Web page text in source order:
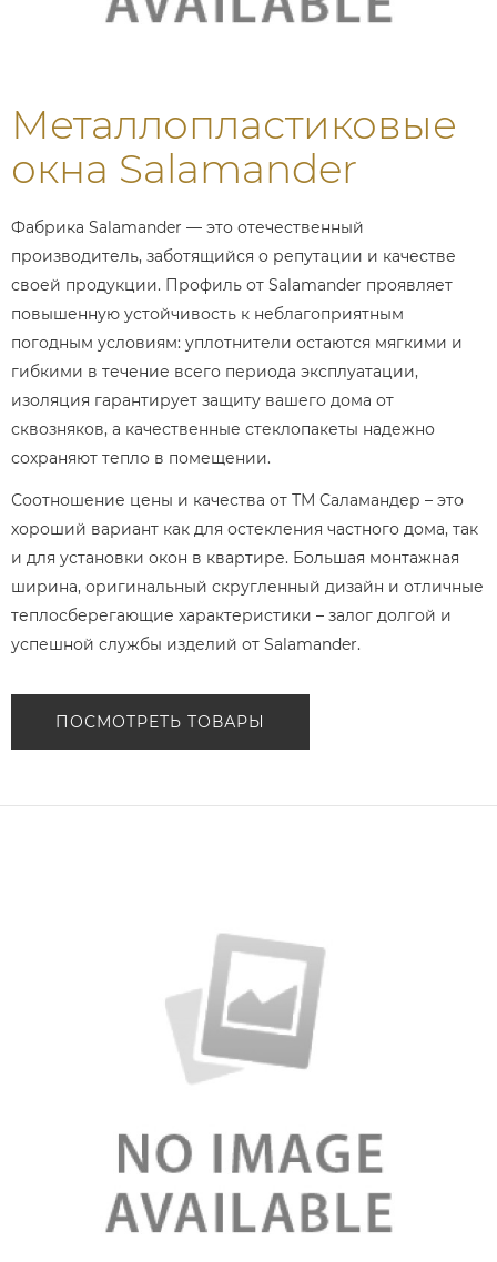
Металлопластиковые
окна Salamander
Фабрика Salamander — это отечественный
производитель, заботящийся о репутации и качестве
своей продукции. Профиль от Salamander проявляет
повышенную устойчивость к неблагоприятным
погодным условиям: уплотнители остаются мягкими и
гибкими в течение всего периода эксплуатации,
изоляция гарантирует защиту вашего дома от
сквозняков, а качественные стеклопакеты надежно
сохраняют тепло в помещении.
Соотношение цены и качества от ТМ Саламандер – это
хороший вариант как для остекления частного дома, так
и для установки окон в квартире. Большая монтажная
ширина, оригинальный скругленный дизайн и отличные
теплосберегающие характеристики – залог долгой и
успешной службы изделий от Salamander.
ПОСМОТРЕТЬ ТОВАРЫ